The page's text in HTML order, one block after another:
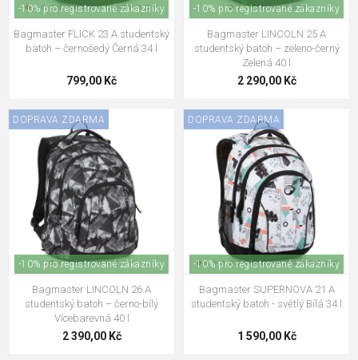
-10% pro registrované zákazníky
Bagmaster FLICK 23 A studentský
batoh – černošedý Černá 34 l
799,00 Kč
-10% pro registrované zákazníky
Bagmaster LINCOLN 25 A
studentský batoh – zeleno-černý
Zelená 40 l
2 290,00 Kč
DOPRAVA ZDARMA
-10% pro registrované zákazníky
Bagmaster LINCOLN 26 A
studentský batoh – černo-bílý
Vícebarevná 40 l
2 390,00 Kč
DOPRAVA ZDARMA
-10% pro registrované zákazníky
Bagmaster SUPERNOVA 21 A
studentský batoh - světlý Bílá 34 l
1 590,00 Kč